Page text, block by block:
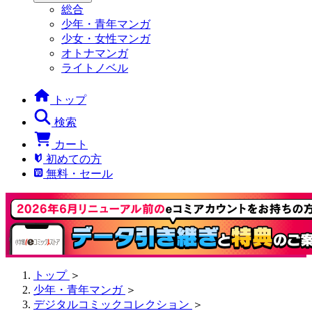
総合
少年・青年マンガ
少女・女性マンガ
オトナマンガ
ライトノベル
トップ
検索
カート
初めての方
無料・セール
トップ ＞
少年・青年マンガ ＞
デジタルコミックコレクション ＞